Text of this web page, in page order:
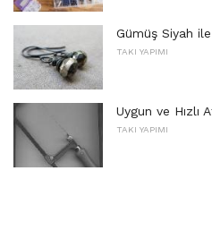
Gümüş Siyah
TAKI YAPIMI
Uygun ve Hızlı
TAKI YAPIMI